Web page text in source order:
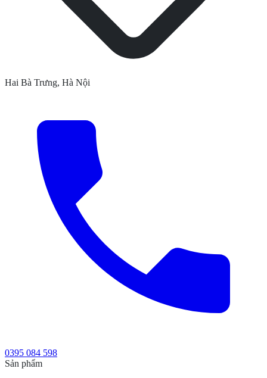
Hai Bà Trưng, Hà Nội
0395 084 598
Sản phẩm